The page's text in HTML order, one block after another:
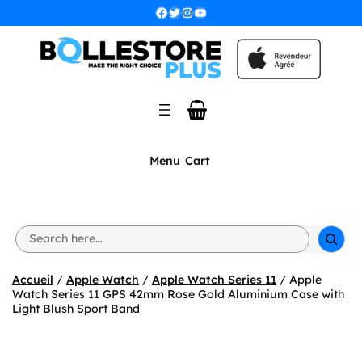
Facebook Twitter InstagramYouTube
Menu Cart
S
e
r
c
h
Accueil / Apple Watch / Apple Watch Series 11 / Apple
Watch Series 11 GPS 42mm Rose Gold Aluminium Case with
Light Blush Sport Band